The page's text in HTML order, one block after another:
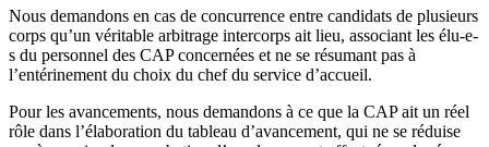
Nous demandons en cas de concurrence entre candidats de plusieurs
corps qu’un véritable arbitrage intercorps ait lieu, associant les élu-e-
s du personnel des CAP concernées et ne se résumant pas à
l’entérinement du choix du chef du service d’accueil.
Pour les avancements, nous demandons à ce que la CAP ait un réel
rôle dans l’élaboration du tableau d’avancement, qui ne se réduise